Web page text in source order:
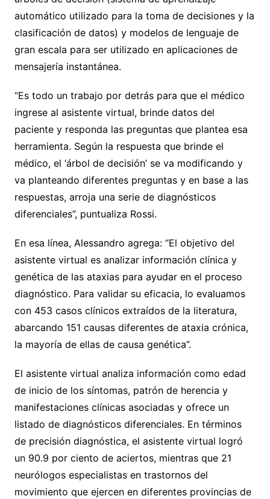
automático utilizado para la toma de decisiones y la
clasificación de datos) y modelos de lenguaje de
gran escala para ser utilizado en aplicaciones de
mensajería instantánea.
“Es todo un trabajo por detrás para que el médico
ingrese al asistente virtual, brinde datos del
paciente y responda las preguntas que plantea esa
herramienta. Según la respuesta que brinde el
médico, el ‘árbol de decisión’ se va modificando y
va planteando diferentes preguntas y en base a las
respuestas, arroja una serie de diagnósticos
diferenciales”, puntualiza Rossi.
En esa línea, Alessandro agrega: “El objetivo del
asistente virtual es analizar información clínica y
genética de las ataxias para ayudar en el proceso
diagnóstico. Para validar su eficacia, lo evaluamos
con 453 casos clínicos extraídos de la literatura,
abarcando 151 causas diferentes de ataxia crónica,
la mayoría de ellas de causa genética”.
El asistente virtual analiza información como edad
de inicio de los síntomas, patrón de herencia y
manifestaciones clínicas asociadas y ofrece un
listado de diagnósticos diferenciales. En términos
de precisión diagnóstica, el asistente virtual logró
un 90.9 por ciento de aciertos, mientras que 21
neurólogos especialistas en trastornos del
movimiento que ejercen en diferentes provincias de